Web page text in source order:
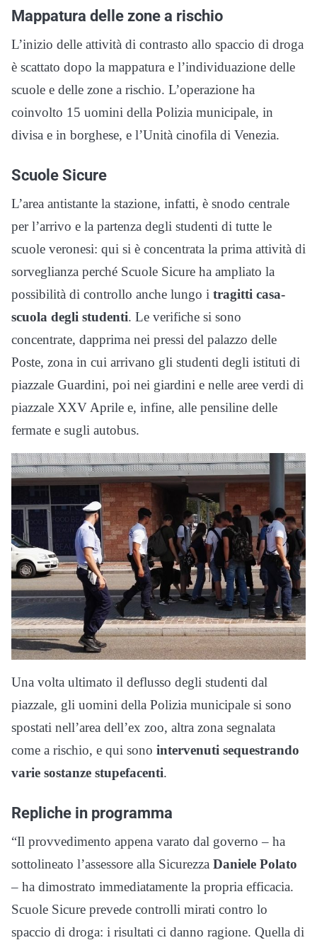
Mappatura delle zone a rischio
L’inizio delle attività di contrasto allo spaccio di droga
è scattato dopo la mappatura e l’individuazione delle
scuole e delle zone a rischio. L’operazione ha
coinvolto 15 uomini della Polizia municipale, in
divisa e in borghese, e l’Unità cinofila di Venezia.
Scuole Sicure
L’area antistante la stazione, infatti, è snodo centrale
per l’arrivo e la partenza degli studenti di tutte le
scuole veronesi: qui si è concentrata la prima attività di
sorveglianza perché Scuole Sicure ha ampliato la
possibilità di controllo anche lungo i tragitti casa-
scuola degli studenti. Le verifiche si sono
concentrate, dapprima nei pressi del palazzo delle
Poste, zona in cui arrivano gli studenti degli istituti di
piazzale Guardini, poi nei giardini e nelle aree verdi di
piazzale XXV Aprile e, infine, alle pensiline delle
fermate e sugli autobus.
Una volta ultimato il deflusso degli studenti dal
piazzale, gli uomini della Polizia municipale si sono
spostati nell’area dell’ex zoo, altra zona segnalata
come a rischio, e qui sono intervenuti sequestrando
varie sostanze stupefacenti.
Repliche in programma
“Il provvedimento appena varato dal governo – ha
sottolineato l’assessore alla Sicurezza Daniele Polato
– ha dimostrato immediatamente la propria efficacia.
Scuole Sicure prevede controlli mirati contro lo
spaccio di droga: i risultati ci danno ragione. Quella di